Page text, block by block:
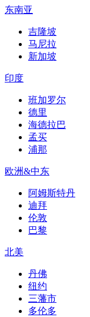
东南亚
吉隆坡
马尼拉
新加坡
印度
班加罗尔
德里
海德拉巴
孟买
浦那
欧洲&中东
阿姆斯特丹
迪拜
伦敦
巴黎
北美
丹佛
纽约
三藩市
多伦多